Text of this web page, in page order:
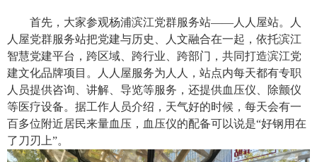
首先，大家参观杨浦滨江党群服务站——人人屋站。人
人屋党群服务站把党建与历史、人文融合在一起，依托滨江
智慧党建平台，跨区域、跨行业、跨部门，共同打造滨江党
建文化品牌项目。人人屋服务为人人，站点内每天都有专职
人员提供咨询、讲解、导览等服务，还提供血压仪、除颤仪
等医疗设备。据工作人员介绍，天气好的时候，每天会有一
百多位附近居民来量血压，血压仪的配备可以说是“好钢用在
了刀刃上”。